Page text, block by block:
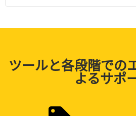
ツールと各段階での
よるサポ